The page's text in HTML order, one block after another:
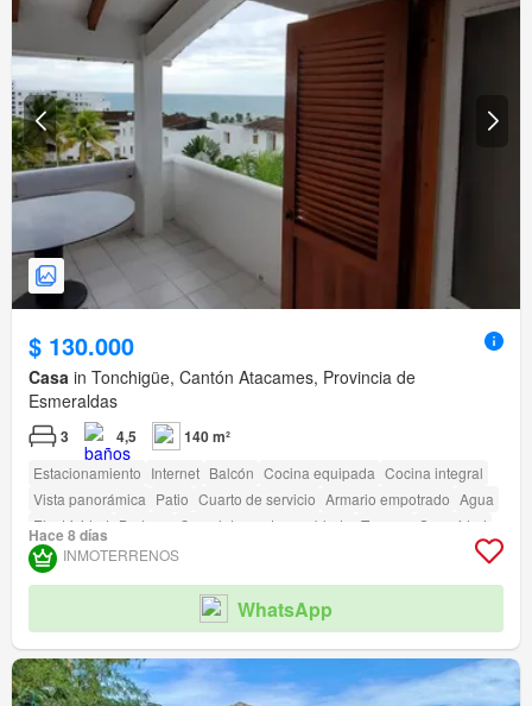
$ 130.000
Casa in Tonchigüe, Cantón Atacames, Provincia de
Esmeraldas
3 4,5 140 m²
Estacionamiento Internet Balcón Cocina equipada Cocina integral
Vista panorámica Patio Cuarto de servicio Armario empotrado Agua
Electricidad Bodega Completamente amoblado Terraza
Seguridad
Piscina Área para niños
Acceso para personas con discapacidad
Hace 8 días
INMOTERRENOS
WhatsApp